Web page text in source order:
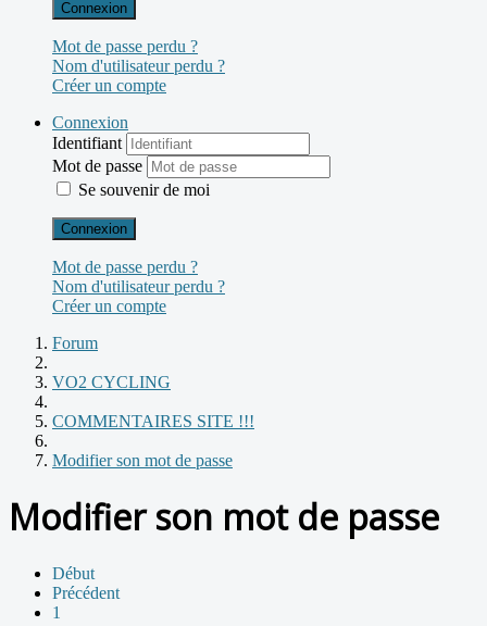
Connexion
Mot de passe perdu ?
Nom d'utilisateur perdu ?
Créer un compte
Connexion
Identifiant
Mot de passe
Se souvenir de moi
Connexion
Mot de passe perdu ?
Nom d'utilisateur perdu ?
Créer un compte
Forum
VO2 CYCLING
COMMENTAIRES SITE !!!
Modifier son mot de passe
Modifier son mot de passe
Début
Précédent
1